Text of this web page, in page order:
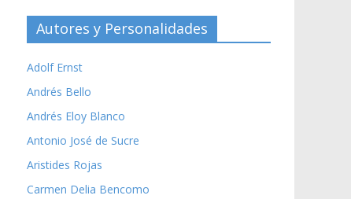
Autores y Personalidades
Adolf Ernst
Andrés Bello
Andrés Eloy Blanco
Antonio José de Sucre
Aristides Rojas
Carmen Delia Bencomo